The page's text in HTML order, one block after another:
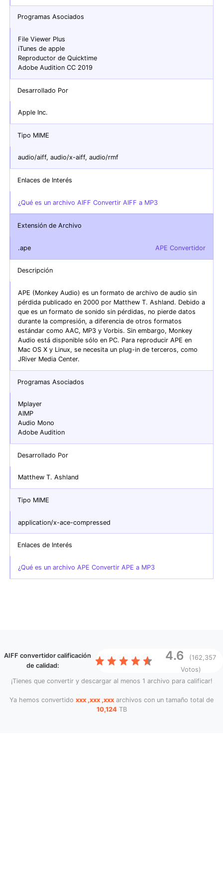
Programas Asociados
File Viewer Plus
iTunes de apple
Reproductor de Quicktime
Adobe Audition CC 2019
Desarrollado Por
Apple Inc.
Tipo MIME
audio/aiff, audio/x-aiff, audio/rmf
Enlaces de Interés
¿Qué es un archivo AIFF Convertir AIFF a MP3
Extensión de Archivo
.ape APE Convertidor
Descripción
APE (Monkey Audio) es un formato de archivo de audio sin
pérdida publicado en 2000 por Matthew T. Ashland. Debido a
que es un formato de sonido sin pérdidas, no pierde datos
durante la compresión, a diferencia de otros formatos
estándar como AAC, MP3 y Vorbis. Sin embargo, Monkey
Audio está disponible sólo en PC. Para reproducir APE en
Mac OS X y Linux, se necesita un plug-in de terceros, como
JRiver Media Center.
Programas Asociados
Mplayer
AIMP
Audio Mono
Adobe Audition
Desarrollado Por
Matthew T. Ashland
Tipo MIME
application/x-ace-compressed
Enlaces de Interés
¿Qué es un archivo APE Convertir APE a MP3
AIFF convertidorcalificación
de calidad:
4.6
(162,357
Votos)
¡Tienes que convertir y descargar al menos 1 archivo para calificar!
Ya hemos convertido xxx ,xxx ,xxx archivos con un tamaño total de
10,124TB